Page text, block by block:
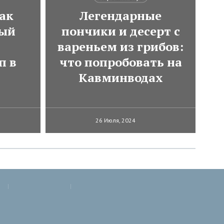
в
Легендарные
пончики и десерт с
вареньем из грибов:
что попробовать на
Кавминводах
26 Июля, 2024